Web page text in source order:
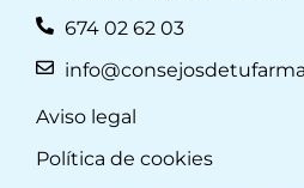
674 02 62 03
Aviso legal
Política de cookies